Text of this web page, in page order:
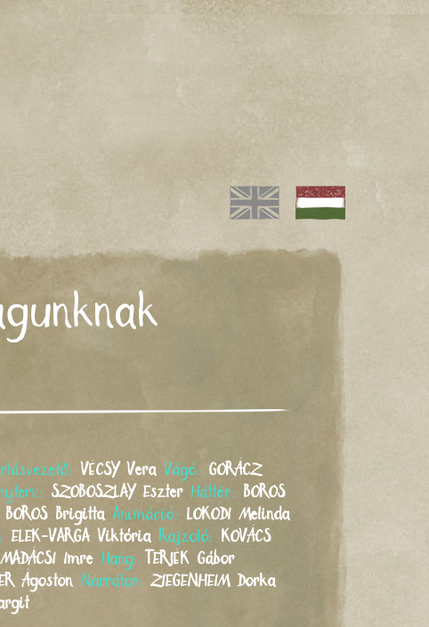
VÉCSY Vera Vágó: GORÁCZ
SZOBOSZLAY Eszter Háttér: BOROS
BOROS Brigitta Animáció: LOKODI Melinda
ELEK-VARGA Viktória Rajzoló: KOVÁCS
MADÁCSI Imre Hang: TERJÉK Gábor
Ágoston Narrátor:ZIEGENHEIM Dorka